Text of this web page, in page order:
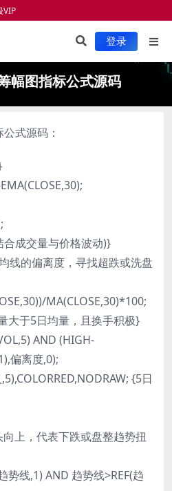
VIP
服务项目 指标安装
登录
幅图指标公式源码
式源码：
成交量与价格波动)}
线的偏离度，寻找超跌或洗盘
MA(CLOSE,30)*100;
大于5日均量，且换手积极}
AND (HIGH-
偏离度,0);
{5日
上，代表下跌或盘整趋势扭
势线,1) AND 趋势线>REF(趋